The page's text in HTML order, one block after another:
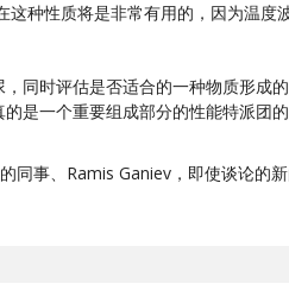
种性质将是非常有用的，因为温度
同时评估是否适合的一种物质形成
是一个重要组成部分的性能特派团
事、Ramis Ganiev，即使谈论的新